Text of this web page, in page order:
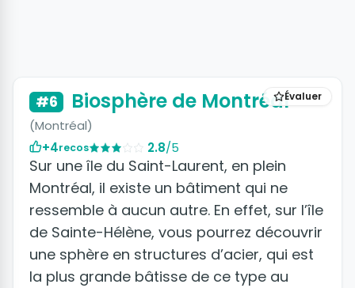
Évaluer
#6 Biosphère de Montréal
(Montréal)
+4recos 2.8/5
Sur une île du Saint-Laurent, en plein
Montréal, il existe un bâtiment qui ne
ressemble à aucun autre. En effet, sur l’île
de Sainte-Hélène, vous pourrez découvrir
une sphère en structures d’acier, qui est
la plus grande bâtisse de ce type au